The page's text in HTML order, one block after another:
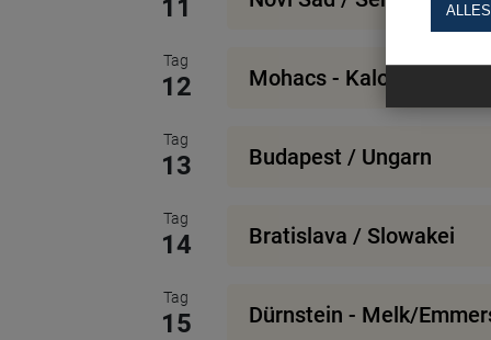
11
Tag
12 Mohacs - Kalocsa /
Tag
13 Budapest / Ungarn
Tag
14 Bratislava / Slowakei
Tag
15 Dürnstein - Melk/